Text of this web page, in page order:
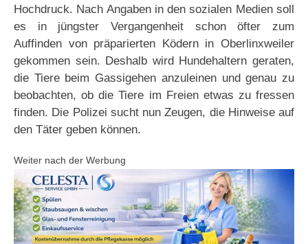
Hochdruck. Nach Angaben in den sozialen Medien soll
es in jüngster Vergangenheit schon öfter zum
Auffinden von präparierten Ködern in Oberlinxweiler
gekommen sein. Deshalb wird Hundehaltern geraten,
die Tiere beim Gassigehen anzuleinen und genau zu
beobachten, ob die Tiere im Freien etwas zu fressen
finden. Die Polizei sucht nun Zeugen, die Hinweise auf
den Täter geben können.
Weiter nach der Werbung